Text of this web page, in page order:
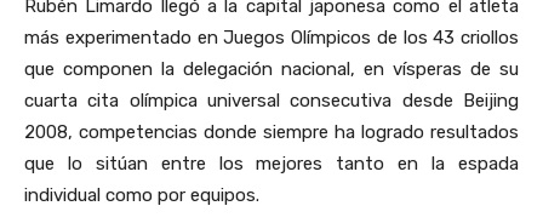
Rubén Limardo llegó a la capital japonesa como el atleta
más experimentado en Juegos Olímpicos de los 43 criollos
que componen la delegación nacional, en vísperas de su
cuarta cita olímpica universal consecutiva desde Beijing
2008, competencias donde siempre ha logrado resultados
que lo sitúan entre los mejores tanto en la espada
individual como por equipos.